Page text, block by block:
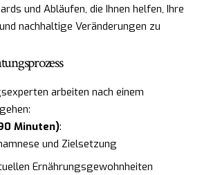
und Abläufen, die Ihnen helfen, Ihre
nachhaltige Veränderungen zu
arbeiten nach einem
Minuten):
und Zielsetzung
Ernährungsgewohnheiten